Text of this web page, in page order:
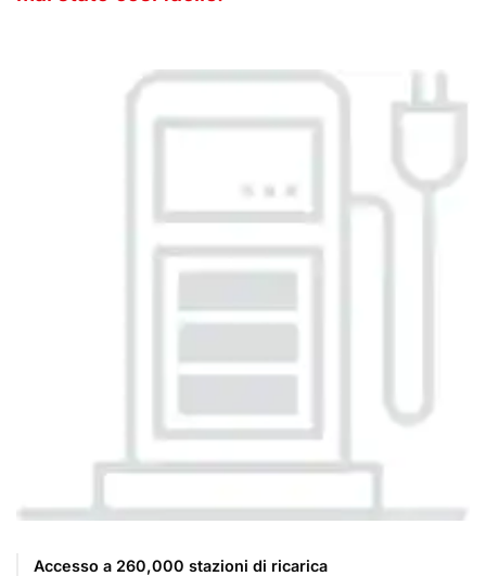
Accesso a 260,000 stazioni di ricarica